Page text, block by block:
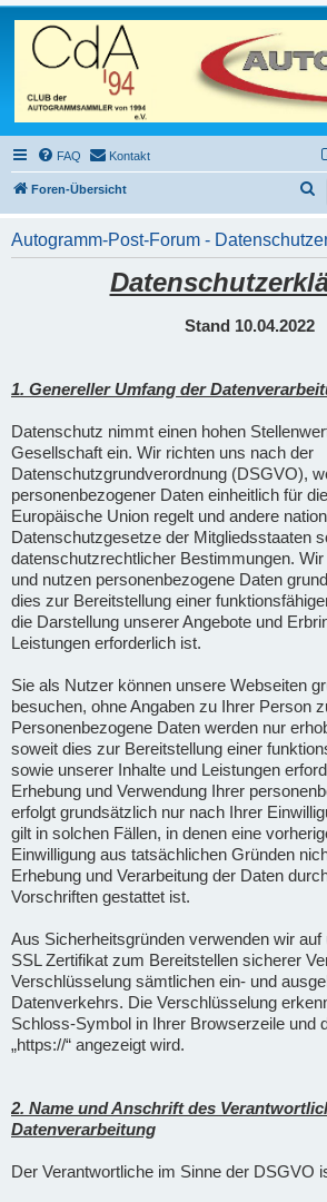
FAQ Kontakt
Foren-Übersicht
u
c
e
Autogramm-Post-Forum -
Stand 10.04.2022
1. Genereller Umfang der
Datenschutz nimmt einen hohen
Gesellschaft ein. Wir richten uns nach der
Datenschutzgrundverordnung (DSGVO),
personenbezogener Daten einheitlich für
Europäische Union regelt und andere
Datenschutzgesetze der Mitgliedsstaaten
datenschutzrechtlicher Bestimmungen.
und nutzen personenbezogene Daten
dies zur Bereitstellung einer
die Darstellung unserer Angebote und
Leistungen erforderlich ist.
Sie als Nutzer können unsere Webseiten
besuchen, ohne Angaben zu Ihrer Person
Personenbezogene Daten werden nur
soweit dies zur Bereitstellung einer
sowie unserer Inhalte und Leistungen
Erhebung und Verwendung Ihrer
erfolgt grundsätzlich nur nach Ihrer
gilt in solchen Fällen, in denen eine
Einwilligung aus tatsächlichen Gründen
Erhebung und Verarbeitung der Daten
Vorschriften gestattet ist.
Aus Sicherheitsgründen verwenden wir
SSL Zertifikat zum Bereitstellen sicherer
Verschlüsselung sämtlichen ein- und
Datenverkehrs. Die Verschlüsselung
Schloss-Symbol in Ihrer Browserzeile und
„https://“ angezeigt wird.
2. Name und Anschrift des
Datenverarbeitung
Der Verantwortliche im Sinne der DSGVO